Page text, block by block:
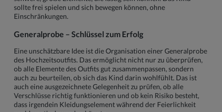
sollte frei spielen und sich bewegen können, ohne
Einschränkungen.
Generalprobe – Schlüssel zum Erfolg
Eine unschätzbare Idee ist die Organisation einer Generalprobe
des Hochzeitsoutfits. Das ermöglicht nicht nur zu überprüfen,
ob alle Elemente des Outfits gut zusammenpassen, sondern
auch zu beurteilen, ob sich das Kind darin wohlfühlt. Das ist
auch eine ausgezeichnete Gelegenheit zu prüfen, ob alle
Verschlüsse richtig funktionieren und ob kein Risiko besteht,
dass irgendein Kleidungselement während der Feierlichkeit